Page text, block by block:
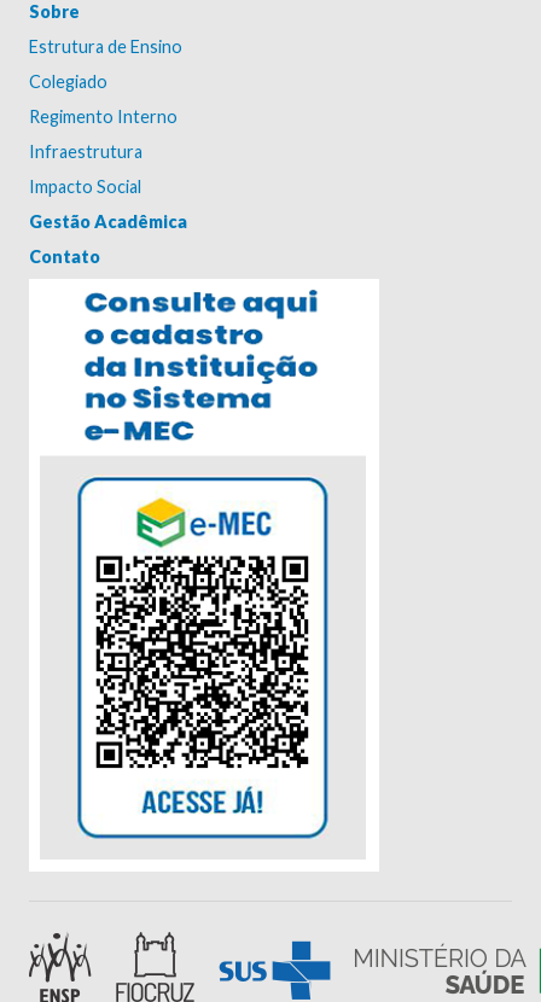
Sobre
Estrutura de Ensino
Colegiado
Regimento Interno
Infraestrutura
Impacto Social
Gestão Acadêmica
Contato